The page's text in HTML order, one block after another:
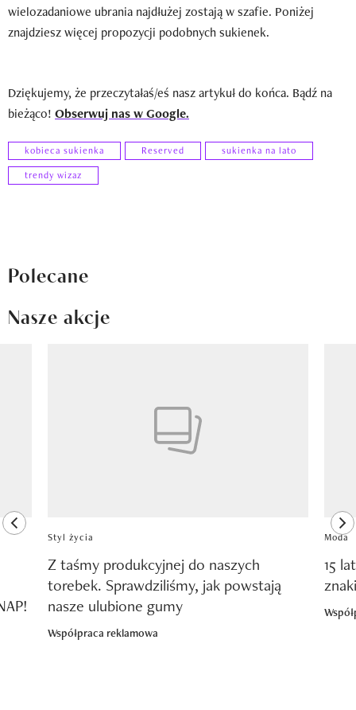
wielozadaniowe ubrania najdłużej zostają w szafie. Poniżej
znajdziesz więcej propozycji podobnych sukienek.
Dziękujemy, że przeczytałaś/eś nasz artykuł do końca. Bądź na
bieżąco! Obserwuj nas w Google.
kobieca sukienka Reserved
sukienka na lato
trendy wizaz
Polecane
Nasze akcje
previous element
Styl życia
Z taśmy produkcyjnej do naszych
torebek. Sprawdziliśmy, jak powstają
nasze ulubione gumy
Współpraca reklamowa
Moda
15